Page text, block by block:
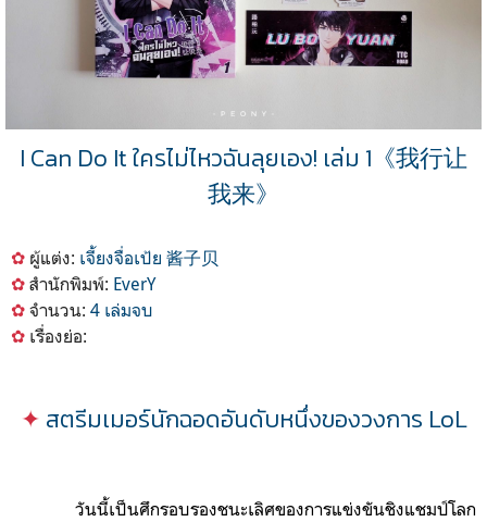
I Can Do It ใครไม่ไหวฉันลุยเอง! เล่ม 1《我行让
我来》
✿ ผู้แต่ง: เจี้ยงจื่อเป้ย 酱子贝
✿ สำนักพิมพ์: EverY
✿ จำนวน: 4 เล่มจบ
✿ เรื่องย่อ:
✦ สตรีมเมอร์นักฉอดอันดับหนึ่งของวงการ LoL
วันนี้เป็นศึกรอบรองชนะเลิศของการแข่งขันชิงแชมป์โลก